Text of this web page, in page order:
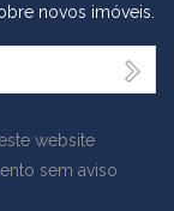
novos imóveis.
website
sem aviso